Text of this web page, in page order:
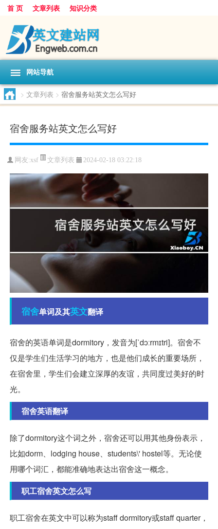
首 页 文章列表 知识分类
网站导航
> 文章列表 > 宿舍服务站英文怎么写好
宿舍服务站英文怎么写好
网友:xsf 文章列表 2024-02-18 03:22:18
宿舍单词及其英文翻译
宿舍的英语单词是dormitory，发音为[ˈdɔːrmɪtri]。宿舍不
仅是学生们生活学习的地方，也是他们成长的重要场所，
在宿舍里，学生们会建立深厚的友谊，共同度过美好的时
光。
宿舍英语翻译
除了dormitory这个词之外，宿舍还可以用其他身份表示，
比如dorm、lodging house、students\' hostel等。无论使
用哪个词汇，都能准确地表达出宿舍这一概念。
职工宿舍英文怎么写
职工宿舍在英文中可以称为staff dormitory或staff quarter，